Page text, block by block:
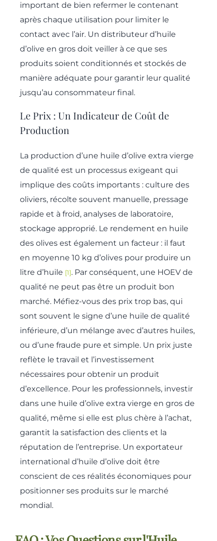
important de bien refermer le contenant
après chaque utilisation pour limiter le
contact avec l’air. Un distributeur d’huile
d’olive en gros doit veiller à ce que ses
produits soient conditionnés et stockés de
manière adéquate pour garantir leur qualité
jusqu’au consommateur final.
Le Prix : Un Indicateur de Coût de
Production
La production d’une huile d’olive extra vierge
de qualité est un processus exigeant qui
implique des coûts importants : culture des
oliviers, récolte souvent manuelle, pressage
rapide et à froid, analyses de laboratoire,
stockage approprié. Le rendement en huile
des olives est également un facteur : il faut
en moyenne 10 kg d’olives pour produire un
litre d’huile [1]. Par conséquent, une HOEV de
qualité ne peut pas être un produit bon
marché. Méfiez-vous des prix trop bas, qui
sont souvent le signe d’une huile de qualité
inférieure, d’un mélange avec d’autres huiles,
ou d’une fraude pure et simple. Un prix juste
reflète le travail et l’investissement
nécessaires pour obtenir un produit
d’excellence. Pour les professionnels, investir
dans une huile d’olive extra vierge en gros de
qualité, même si elle est plus chère à l’achat,
garantit la satisfaction des clients et la
réputation de l’entreprise. Un exportateur
international d’huile d’olive doit être
conscient de ces réalités économiques pour
positionner ses produits sur le marché
mondial.